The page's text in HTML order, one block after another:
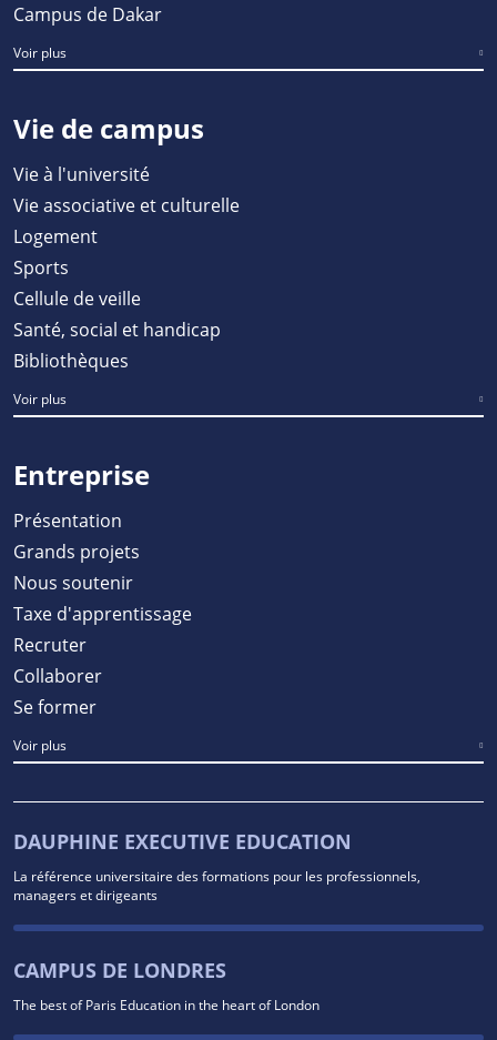
Campus de Dakar
Voir plus
Vie de campus
Vie à l'université
Vie associative et culturelle
Logement
Sports
Cellule de veille
Santé, social et handicap
Bibliothèques
Voir plus
Entreprise
Présentation
Grands projets
Nous soutenir
Taxe d'apprentissage
Recruter
Collaborer
Se former
Voir plus
DAUPHINE EXECUTIVE EDUCATION
La référence universitaire des formations pour les professionnels,
managers et dirigeants
CAMPUS DE LONDRES
The best of Paris Education in the heart of London